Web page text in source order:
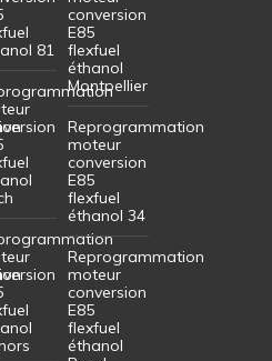
81
conversion
E85
flexfuel
éthanol
Montpellier
Reprogrammation
moteur
conversion
E85
flexfuel
éthanol 34
Reprogrammation
moteur
conversion
E85
flexfuel
éthanol